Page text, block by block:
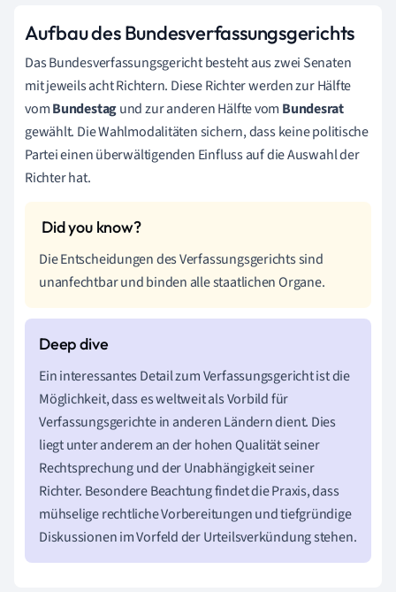
Aufbau des Bundesverfassungsgerichts
Das Bundesverfassungsgericht besteht aus zwei Senaten
mit jeweils acht Richtern. Diese Richter werden zur Hälfte
vomBundestagund zur anderen Hälfte vom Bundesrat
gewählt. Die Wahlmodalitäten sichern, dass keine politische
Partei einen überwältigenden Einfluss auf die Auswahl der
Richter hat.
Die Entscheidungen des Verfassungsgerichts sind
unanfechtbar und binden alle staatlichen Organe.
Ein interessantes Detail zum Verfassungsgericht ist die
Möglichkeit, dass es weltweit als Vorbild für
Verfassungsgerichte in anderen Ländern dient. Dies
liegt unter anderem an der hohen Qualität seiner
Rechtsprechung und der Unabhängigkeit seiner
Richter. Besondere Beachtung findet die Praxis, dass
mühselige rechtliche Vorbereitungen und tiefgründige
Diskussionen im Vorfeld der Urteilsverkündung stehen.